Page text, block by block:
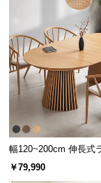
に
つ
い
て
お
客
連結する本数で3
連結する本数を変更
陰が変わった場合な
幅120~200cm 伸長式
ニングテーブル 6人掛
￥79,990